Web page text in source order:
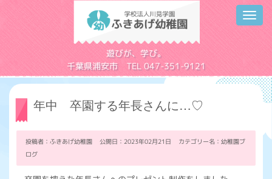
遊びが、学び。
千葉県浦安市 TEL 047-351-9121
年中 卒園する年長さんに…♡
投稿者：ふきあげ幼稚園 公開日：2023年02月21日 カテゴリー名： 幼稚園ブ
ログ